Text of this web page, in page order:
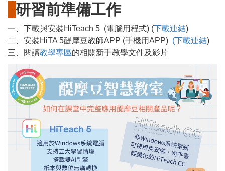
研習前準備工作
一、下載與安裝HiTeach 5 (電腦用程式) (下載連結)
二、安裝HiTA 5醍摩豆教師APP (手機用APP) (下載連結)
三、閱讀教學專區的相關新手教學文件及影片